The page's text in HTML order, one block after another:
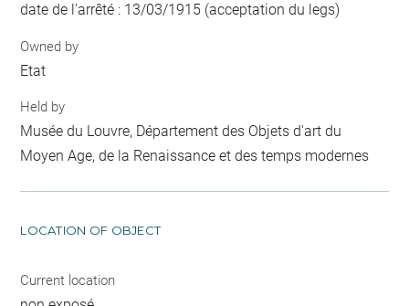
date de l'arrêté : 13/03/1915 (acceptation du legs)
Owned by
Etat
Held by
Musée du Louvre, Département des Objets d'art du
Moyen Age, de la Renaissance et des temps modernes
LOCATION OF OBJECT
Current location